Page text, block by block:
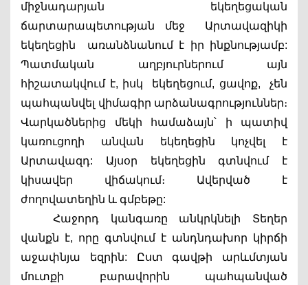
միջնադարյան եկեղեցական
ճարտարապետության մեջ  Արտավազիկի
եկեղեցին  առանձնանում է իր ինքնությամբ:
Պատմական աղբյուրներում այն
հիշատակվում է, իսկ  եկեղեցում, ցավոք,  չեն
պահպանվել վիմագիր արձանագրություններ։
Վարկածներից մեկի համաձայն՝ ի պատիվ
կառուցողի անվան եկեղեցին կոչվել է
Արտավազդ: Այսօր եկեղեցին գտնվում է
կիսավեր վիճակում։ Ավերված է
ժողովատեղին և գմբեթը:
Հաջորդ կանգառը անկրկնելի Տեղեր
վանքն է, որը գտնվում է անդնդախոր կիրճի
աջափնյա եզրին: Ըստ գավթի արևմտյան
մուտքի բարավորին պահպանված